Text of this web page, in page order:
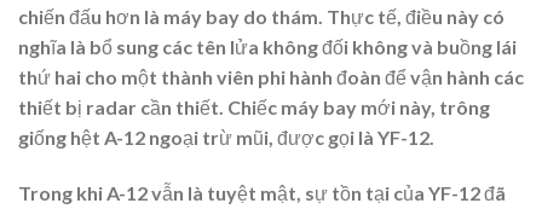
chiến đấu hơn là máy bay do thám. Thực tế, điều này có
nghĩa là bổ sung các tên lửa không đối không và buồng lái
thứ hai cho một thành viên phi hành đoàn để vận hành các
thiết bị radar cần thiết. Chiếc máy bay mới này, trông
giống hệt A-12 ngoại trừ mũi, được gọi là YF-12.
Trong khi A-12 vẫn là tuyệt mật, sự tồn tại của YF-12 đã